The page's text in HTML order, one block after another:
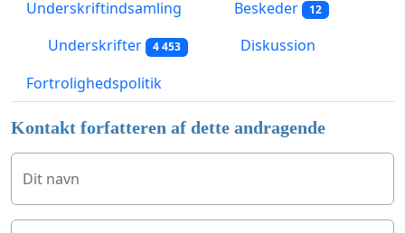
Underskriftindsamling Beskeder 12
Underskrifter 4 453
Diskussion
Fortrolighedspolitik
Kontakt forfatteren af dette andragende
Dit navn